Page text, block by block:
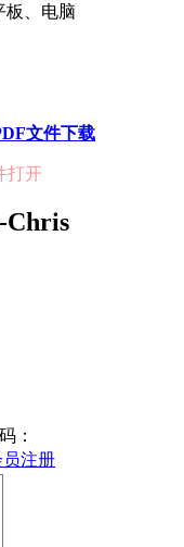
板、电脑
文件下载
打开
Chris
：
员注册